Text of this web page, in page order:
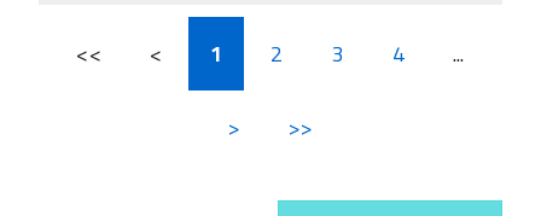
<< < 1 2 3 4 ...
> >>